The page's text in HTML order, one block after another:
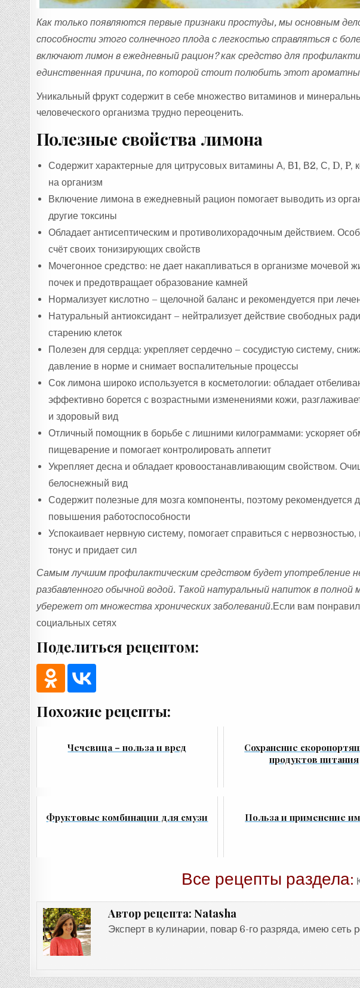
Как только появляются первые признаки простуды, мы основным
способности этого солнечного плода с легкостью справляться с
включают лимон в ежедневный рацион? как средство для
единственная причина, по которой стоит полюбить этот
Уникальный фрукт содержит в себе множество витаминов и
человеческого организма трудно переоценить.
Полезные свойства лимона
Содержит характерные для цитрусовых витамины А, В1, В2, С, D,
на организм
Включение лимона в ежедневный рацион помогает выводить из
другие токсины
Обладает антисептическим и противолихорадочным действием.
счёт своих тонизирующих свойств
Мочегонное средство: не дает накапливаться в организме мочевой
почек и предотвращает образование камней
Нормализует кислотно – щелочной баланс и рекомендуется при
Натуральный антиоксидант – нейтрализует действие свободных
старению клеток
Полезен для сердца: укрепляет сердечно – сосудистую систему,
давление в норме и снимает воспалительные процессы
Сок лимона широко используется в косметологии: обладает
эффективно борется с возрастными изменениями кожи,
и здоровый вид
Отличный помощник в борьбе с лишними килограммами: ускоряет
пищеварение и помогает контролировать аппетит
Укрепляет десна и обладает кровоостанавливающим свойством.
белоснежный вид
Содержит полезные для мозга компоненты, поэтому рекомендуется
повышения работоспособности
Успокаивает нервную систему, помогает справиться с
тонус и придает сил
Самым лучшим профилактическим средством будет употребление
разбавленного обычной водой. Такой натуральный напиток в
убережет от множества хронических заболеваний.Если вам
социальных сетях
Поделиться рецептом:
Похожие рецепты:
Чечевица – польза и вред
Сохранение
продуктов питания
Фруктовые комбинации для смузи Польза и применение
Все рецепты раздела:
Автор рецепта: Natasha
Эксперт в кулинарии, повар 6-го разряда, имею сеть